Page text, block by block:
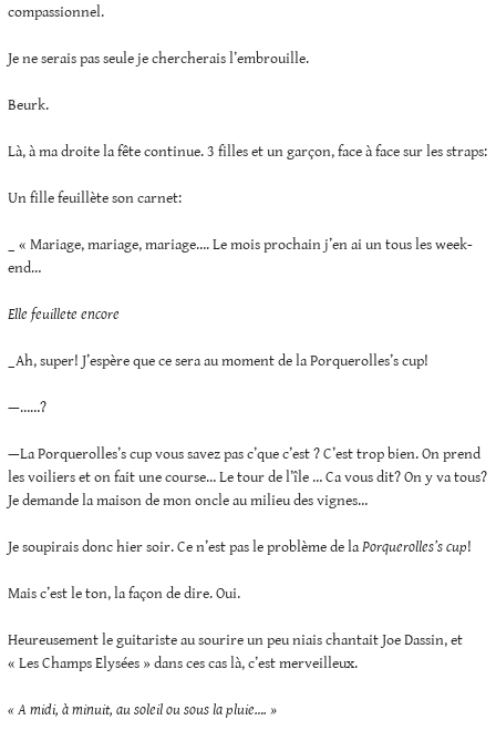
compassionnel.
Je ne serais pas seule je chercherais l’embrouille.
Beurk.
Là, à ma droite la fête continue. 3 filles et un garçon, face à face sur les straps:
Un fille feuillète son carnet:
_ « Mariage, mariage, mariage…. Le mois prochain j’en ai un tous les week-
end…
Elle feuillete encore
_Ah, super! J’espère que ce sera au moment de la Porquerolles’s cup!
—……?
—La Porquerolles’s cup vous savez pas c’que c’est ? C’est trop bien. On prend
les voiliers et on fait une course… Le tour de l’île … Ca vous dit? On y va tous?
Je demande la maison de mon oncle au milieu des vignes…
Je soupirais donc hier soir. Ce n’est pas le problème de laPorquerolles’s cup!
Mais c’est le ton, la façon de dire. Oui.
Heureusement le guitariste au sourire un peu niais chantait Joe Dassin, et
« Les Champs Elysées » dans ces cas là, c’est merveilleux.
« A midi, à minuit, au soleil ou sous la pluie…. »